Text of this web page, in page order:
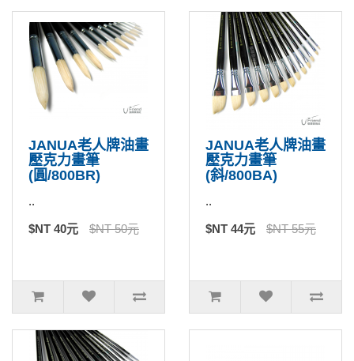
JANUA老人牌油畫
壓克力畫筆
(圓/800BR)
..
$NT 40元 $NT 50元
JANUA老人牌油畫
壓克力畫筆
(斜/800BA)
..
$NT 44元 $NT 55元